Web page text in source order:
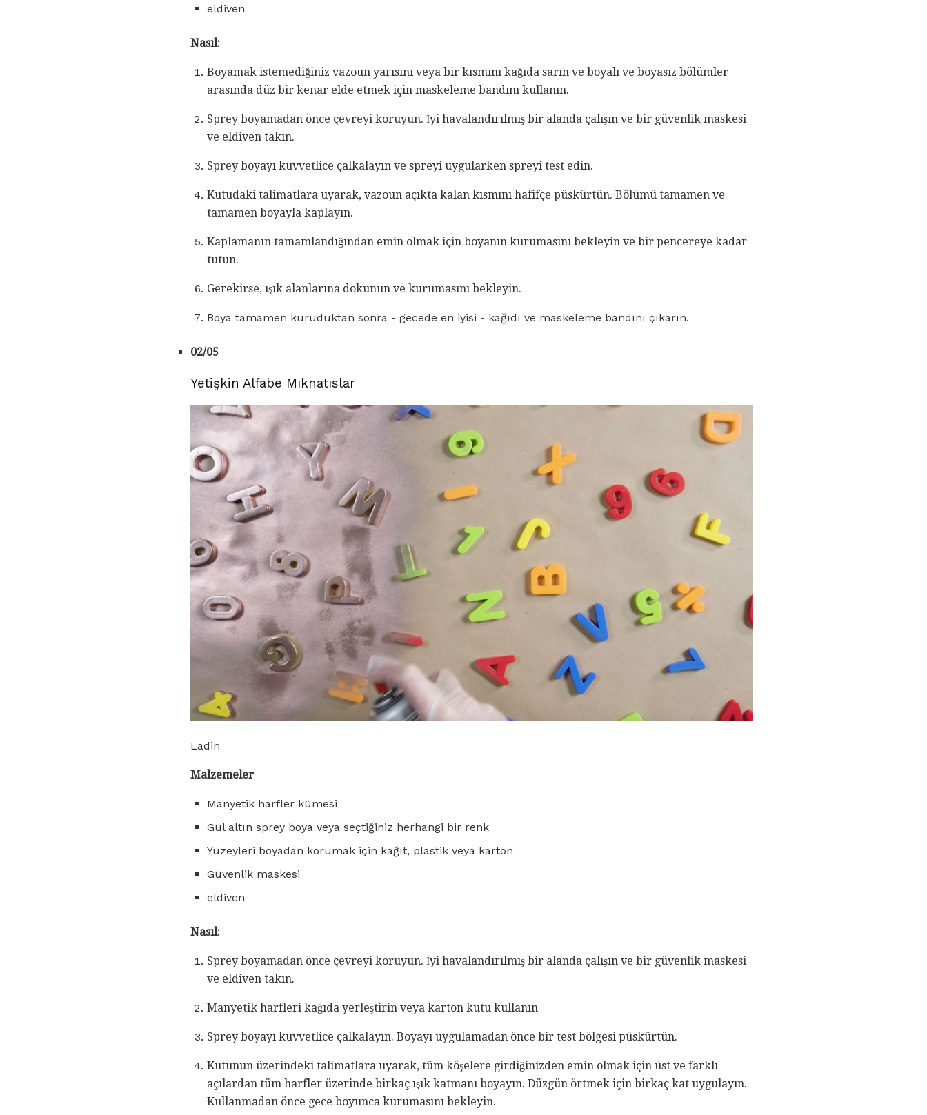
eldiven
Nasıl:
Boyamak istemediğiniz vazoun yarısını veya bir kısmını kağıda sarın ve boyalı ve boyasız bölümler
arasında düz bir kenar elde etmek için maskeleme bandını kullanın.
Sprey boyamadan önce çevreyi koruyun. İyi havalandırılmış bir alanda çalışın ve bir güvenlik maskesi
ve eldiven takın.
Sprey boyayı kuvvetlice çalkalayın ve spreyi uygularken spreyi test edin.
Kutudaki talimatlara uyarak, vazoun açıkta kalan kısmını hafifçe püskürtün. Bölümü tamamen ve
tamamen boyayla kaplayın.
Kaplamanın tamamlandığından emin olmak için boyanın kurumasını bekleyin ve bir pencereye kadar
tutun.
Gerekirse, ışık alanlarına dokunun ve kurumasını bekleyin.
Boya tamamen kuruduktan sonra - gecede en iyisi - kağıdı ve maskeleme bandını çıkarın.
02/05
Yetişkin Alfabe Mıknatıslar
Ladin
Malzemeler
Manyetik harfler kümesi
Gül altın sprey boya veya seçtiğiniz herhangi bir renk
Yüzeyleri boyadan korumak için kağıt, plastik veya karton
Güvenlik maskesi
eldiven
Nasıl:
Sprey boyamadan önce çevreyi koruyun. İyi havalandırılmış bir alanda çalışın ve bir güvenlik maskesi
ve eldiven takın.
Manyetik harfleri kağıda yerleştirin veya karton kutu kullanın
Sprey boyayı kuvvetlice çalkalayın. Boyayı uygulamadan önce bir test bölgesi püskürtün.
Kutunun üzerindeki talimatlara uyarak, tüm köşelere girdiğinizden emin olmak için üst ve farklı
açılardan tüm harfler üzerinde birkaç ışık katmanı boyayın. Düzgün örtmek için birkaç kat uygulayın.
Kullanmadan önce gece boyunca kurumasını bekleyin.